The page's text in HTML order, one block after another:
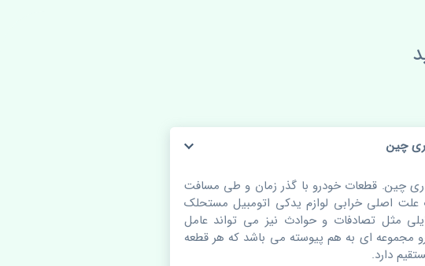
چین
چین. قطعات خودرو با گذر زمان و طی مسافت
اصلی خرابی لوازم یدکی اتومبیل مستحلک
مثل تصادفات و حوادث نیز می تواند عامل
مجموعه ای به هم پیوسته می باشد که هر قطعه
دارد.